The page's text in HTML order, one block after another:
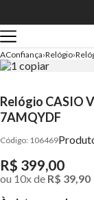
AConfiança Relógio
Relógio CASIO
7AMQYDF
106469
R$ 399,00
ou 10xde R$ 39,90